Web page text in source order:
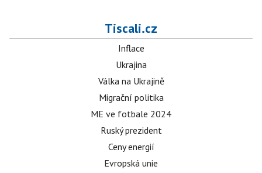
Tiscali.cz
Inflace
Ukrajina
Válka na Ukrajině
Migrační politika
ME ve fotbale 2024
Ruský prezident
Ceny energií
Evropská unie